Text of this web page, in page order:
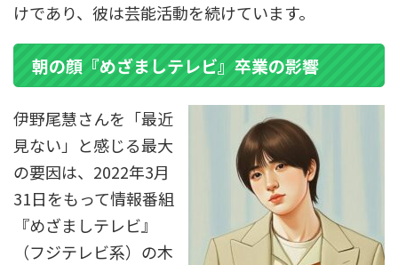
けであり、彼は芸能活動を続けています。
朝の顔『めざましテレビ』卒業の影響
伊野尾慧さんを「最近
見ない」と感じる最大
の要因は、2022年3月
31日をもって情報番組
『めざましテレビ』
（フジテレビ系）の木